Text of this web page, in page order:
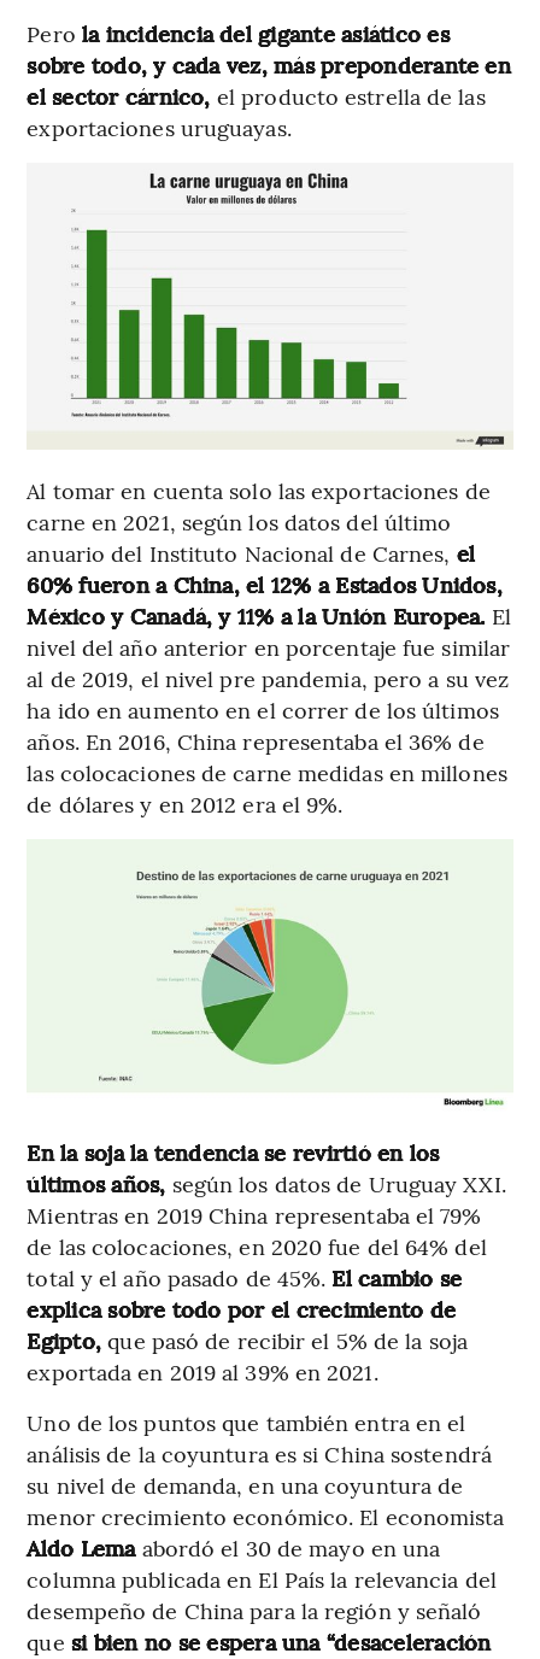
Pero la incidencia del gigante asiático es
sobre todo, y cada vez, más preponderante en
el sector cárnico, el producto estrella de las
exportaciones uruguayas.
Al tomar en cuenta solo las exportaciones de
carne en 2021, según los datos del último
anuario del Instituto Nacional de Carnes, el
60% fueron a China, el 12% a Estados Unidos,
México y Canadá, y 11% a la Unión Europea. El
nivel del año anterior en porcentaje fue similar
al de 2019, el nivel pre pandemia, pero a su vez
ha ido en aumento en el correr de los últimos
años. En 2016, China representaba el 36% de
las colocaciones de carne medidas en millones
de dólares y en 2012 era el 9%.
En la soja la tendencia se revirtió en los
últimos años, según los datos de Uruguay XXI.
Mientras en 2019 China representaba el 79%
de las colocaciones, en 2020 fue del 64% del
total y el año pasado de 45%. El cambio se
explica sobre todo por el crecimiento de
Egipto,que pasó de recibir el 5% de la soja
exportada en 2019 al 39% en 2021.
Uno de los puntos que también entra en el
análisis de la coyuntura es si China sostendrá
su nivel de demanda, en una coyuntura de
menor crecimiento económico. El economista
Aldo Lemaabordó el 30 de mayo en una
columna publicada en El País la relevancia del
desempeño de China para la región y señaló
que si bien no se espera una “desaceleración